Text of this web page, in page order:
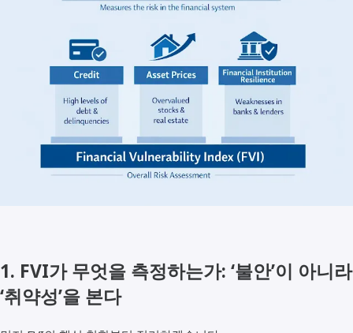
1. FVI가 무엇을 측정하는가: ‘불안’이 아니라
‘취약성’을 본다